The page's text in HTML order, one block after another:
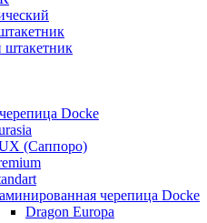
штакетник
Docke
(Саппоро)
черепица Docke
Dragon Europa